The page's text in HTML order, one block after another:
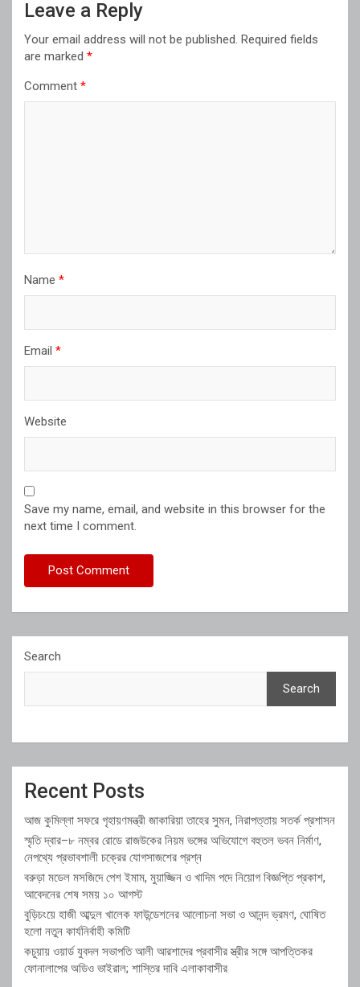
Leave a Reply
Your email address will not be published. Required fields
are marked *
Comment *
Name *
Email *
Website
Save my name, email, and website in this browser for the
next time I comment.
Search
Search
Recent Posts
আজ কুমিল্লা সফরে গৃহায়ণমন্ত্রী জাকারিয়া তাহের সুমন, নিরাপত্তায় সতর্ক প্রশাসন
স্মৃতি দ্বার–৮ নম্বর রোডে রাজউকের নিয়ম ভঙ্গের অভিযোগে বহুতল ভবন নির্মাণ,
নেপথ্যে প্রভাবশালী চক্রের যোগসাজশের প্রশ্ন
বরুড়া মডেল মসজিদে পেশ ইমাম, মুয়াজ্জিন ও খাদিম পদে নিয়োগ বিজ্ঞপ্তি প্রকাশ,
আবেদনের শেষ সময় ১০ আগস্ট
বুড়িচংয়ে হাজী আব্দুল খালেক ফাউন্ডেশনের আলোচনা সভা ও আনন্দ ভ্রমণ, ঘোষিত
হলো নতুন কার্যনির্বাহী কমিটি
কচুয়ায় ওয়ার্ড যুবদল সভাপতি আলী আরশাদের প্রবাসীর স্ত্রীর সঙ্গে আপত্তিকর
ফোনালাপের অডিও ভাইরাল; শাস্তির দাবি এলাকাবাসীর